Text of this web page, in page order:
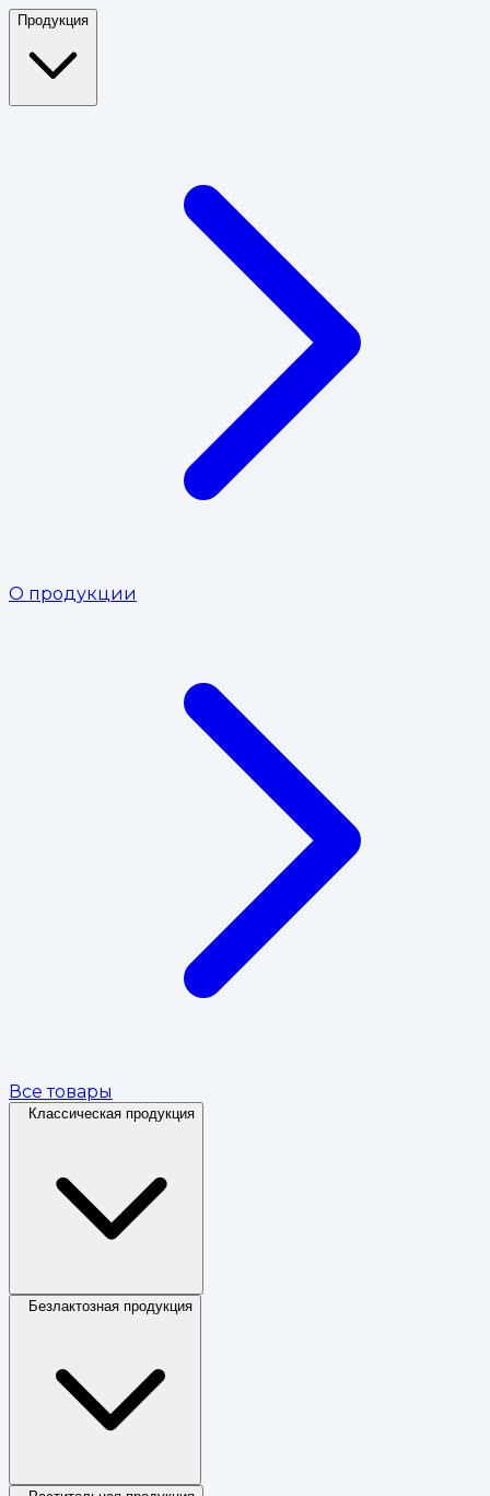
Продукция
О продукции
Все товары
Классическая продукция
Безлактозная продукция